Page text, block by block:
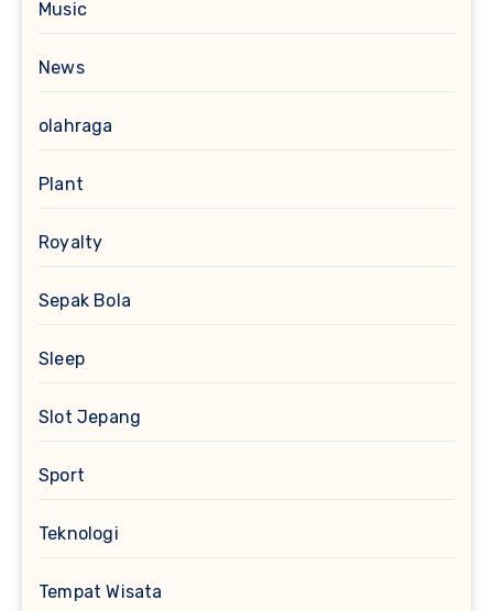
Music
News
olahraga
Plant
Royalty
Sepak Bola
Sleep
Slot Jepang
Sport
Teknologi
Tempat Wisata